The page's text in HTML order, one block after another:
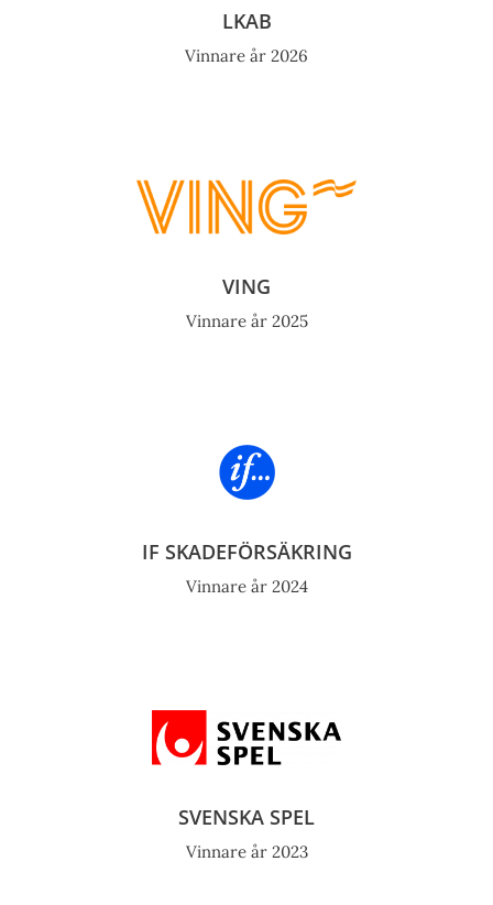
LKAB
Vinnare år 2026
VING
Vinnare år 2025
IF SKADEFÖRSÄKRING
Vinnare år 2024
SVENSKA SPEL
Vinnare år 2023